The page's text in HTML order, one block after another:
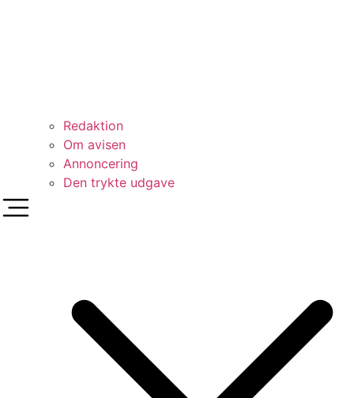
Redaktion
Om avisen
Annoncering
Den trykte udgave